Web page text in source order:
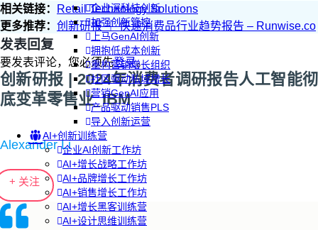
企业深科技创新
加强创新管控
上马GenAI创新
拥抱低成本创新
重构营销增长组织
社区驱动私域增长
营销GenAI应用
产品驱动销售PLS
导入创新运营
AI+创新训练营
企业AI创新工作坊
AI+增长战略工作坊
AI+品牌增长工作坊
AI+销售增长工作坊
AI+增长黑客训练营
AI+设计思维训练营
相关链接：
Retail Technology Solutions
更多推荐： 创新研报 ｜ 快速消费品行业趋势报告 – Runwise.co
发表回复
要发表评论，您必须先登录。
创新研报 | 2024年消费者调研报告人工智能彻
底变革零售业_IBM
Alexander Li
+ 关注